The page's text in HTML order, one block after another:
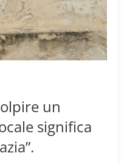
un
significa